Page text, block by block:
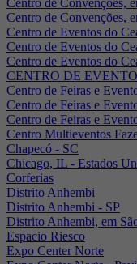
Centro de Convenções,
Centro de Eventos do
Centro de Eventos do
Centro de Eventos do
CENTRO DE
Centro de Feiras e
Centro de Feiras e
Centro de Feiras e
Centro Multieventos
Chapecó - SC
Chicago, IL - Estados
Corferias
Distrito Anhembi
Distrito Anhembi - SP
Distrito Anhembi, em
Espacio Riesco
Expo Center Norte